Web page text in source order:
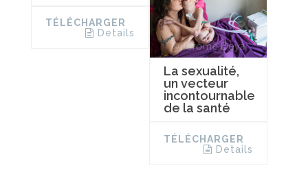
TÉLÉCHARGER
Details
La sexualité,
un vecteur
incontournable
de la santé
TÉLÉCHARGER
Details